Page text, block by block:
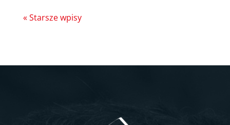
« Starsze wpisy